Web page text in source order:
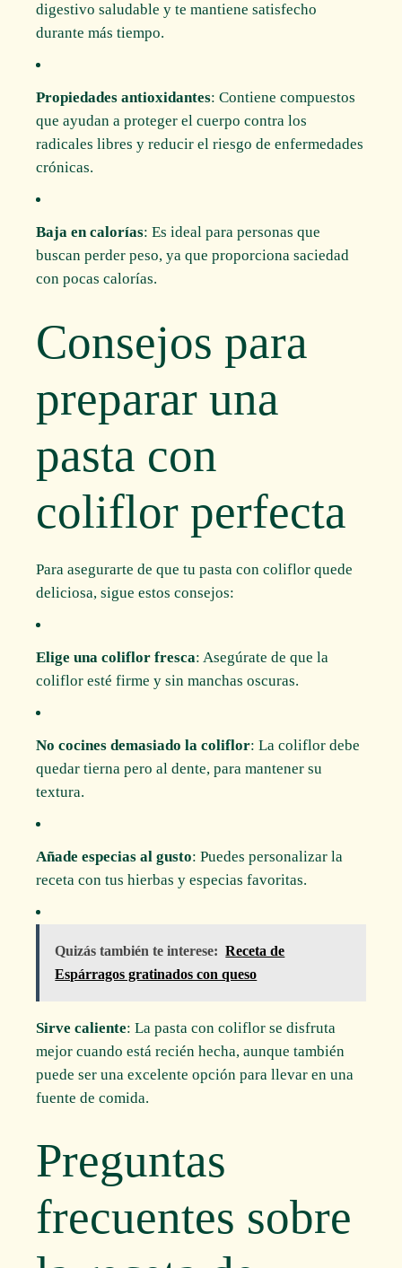
digestivo saludable y te mantiene satisfecho
durante más tiempo.
Propiedades antioxidantes: Contiene compuestos
que ayudan a proteger el cuerpo contra los
radicales libres y reducir el riesgo de enfermedades
crónicas.
Baja en calorías: Es ideal para personas que
buscan perder peso, ya que proporciona saciedad
con pocas calorías.
Consejos para
preparar una
pasta con
coliflor perfecta
Para asegurarte de que tu pasta con coliflor quede
deliciosa, sigue estos consejos:
Elige una coliflor fresca: Asegúrate de que la
coliflor esté firme y sin manchas oscuras.
No cocines demasiado la coliflor: La coliflor debe
quedar tierna pero al dente, para mantener su
textura.
Añade especias al gusto: Puedes personalizar la
receta con tus hierbas y especias favoritas.
Quizás también te interese: Receta de
Espárragos gratinados con queso
Sirve caliente: La pasta con coliflor se disfruta
mejor cuando está recién hecha, aunque también
puede ser una excelente opción para llevar en una
fuente de comida.
Preguntas
frecuentes sobre